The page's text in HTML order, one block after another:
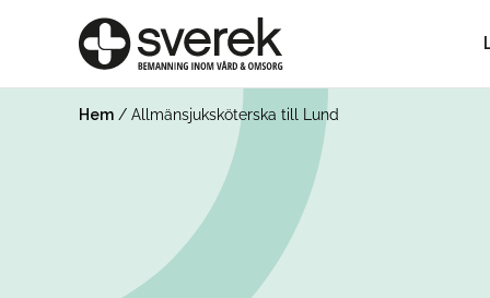
Hem / Allmänsjuksköterska till Lund